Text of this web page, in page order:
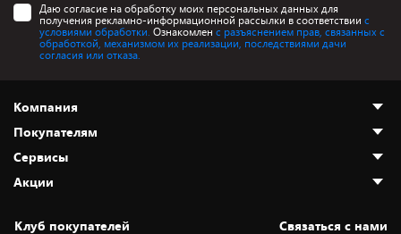
Даю согласие на обработку моих персональных данных для
получения рекламно-информационной рассылки в соответствии с
условиями обработки. Ознакомлен с разъяснением прав, связанных с
обработкой, механизмом их реализации, последствиями дачи
согласия или отказа.
Компания
О нас
Адреса магазинов
Новости
Статьи и обзоры
Покупателям
Как сделать заказ
Оплата и доставка
Безналичный расчёт
Сервисы
Установка техники
Акции
Скидки и промокоды
Клуб покупателей
Cвязаться с нами